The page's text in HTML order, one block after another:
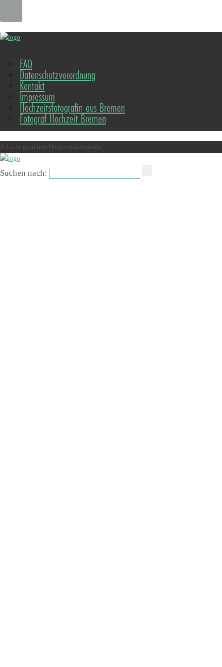
FAQ
Datenschutzverordnung
Kontakt
Impressum
Hochzeitsfotografin aus Bremen
Fotograf Hochzeit Bremen
© Licht-gestalten Hochzeitsfotografie
Suchen nach: